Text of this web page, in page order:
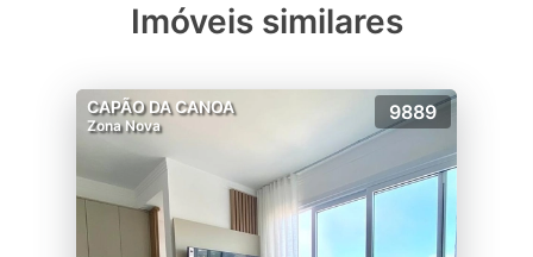
Imóveis similares
CAPÃO DA CANOA
Zona Nova
9889